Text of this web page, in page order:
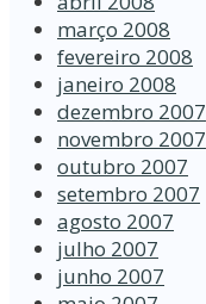
março 2008
fevereiro 2008
janeiro 2008
dezembro 2007
novembro 2007
outubro 2007
setembro 2007
agosto 2007
julho 2007
junho 2007